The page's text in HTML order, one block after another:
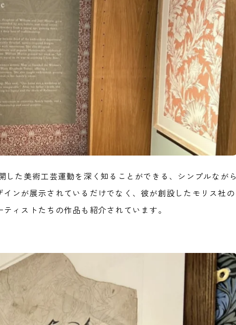
した美術工芸運動を深く知ることができる、シンプルながら
ンが展示されているだけでなく、彼が創設したモリス社の
ィストたちの作品も紹介されています。